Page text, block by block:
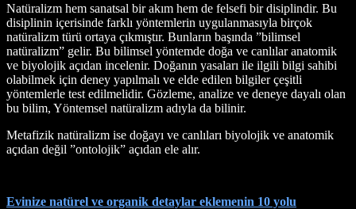
Natüralizm hem sanatsal bir akım hem de felsefi bir disiplindir. Bu
disiplinin içerisinde farklı yöntemlerin uygulanmasıyla birçok
natüralizm türü ortaya çıkmıştır. Bunların başında ”bilimsel
natüralizm” gelir. Bu bilimsel yöntemde doğa ve canlılar anatomik
ve biyolojik açıdan incelenir. Doğanın yasaları ile ilgili bilgi sahibi
olabilmek için deney yapılmalı ve elde edilen bilgiler çeşitli
yöntemlerle test edilmelidir. Gözleme, analize ve deneye dayalı olan
bu bilim, Yöntemsel natüralizm adıyla da bilinir.
Metafizik natüralizm ise doğayı ve canlıları biyolojik ve anatomik
açıdan değil ”ontolojik” açıdan ele alır.
Evinize natürel ve organik detaylar eklemenin 10 yolu